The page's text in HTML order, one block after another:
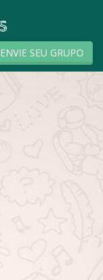
ENVIE SEU GRUPO